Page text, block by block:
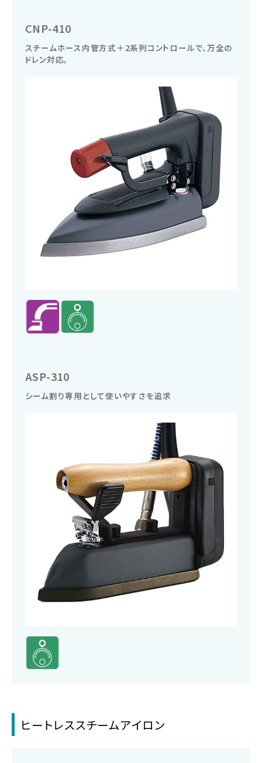
CNP-410
スチームホース内管方式＋2系列コントロールで、万全の
ドレン対応。
ASP-310
シーム割り専用として使いやすさを追求
ヒートレススチームアイロン